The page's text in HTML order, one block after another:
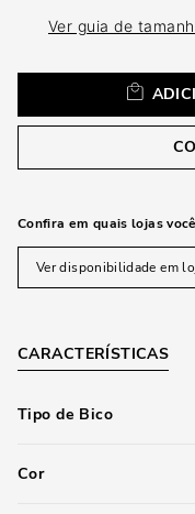
Ver guia de
Confira em quais lojas
Ver disponibilidade em
CARACTERÍSTICAS
Tipo de Bico
Cor